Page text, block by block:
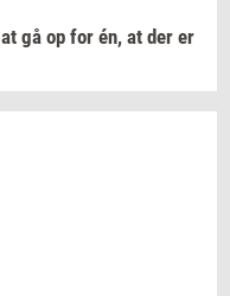
at gå op for én, at der er